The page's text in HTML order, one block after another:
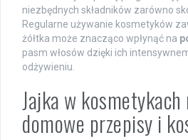
niezbędnych składników zarówno
Regularne używanie kosmetyków
żółtka może znacząco wpłynąć na
pasm włosów dzięki ich
odżywieniu.
Jajka w
domowe przepisy i